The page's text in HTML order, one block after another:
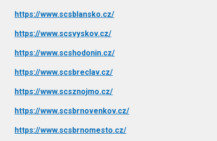
https://www.scsblansko.cz/
https://www.scsvyskov.cz/
https://www.scshodonin.cz/
https://www.scsbreclav.cz/
https://www.scsznojmo.cz/
https://www.scsbrnovenkov.cz/
https://www.scsbrnomesto.cz/